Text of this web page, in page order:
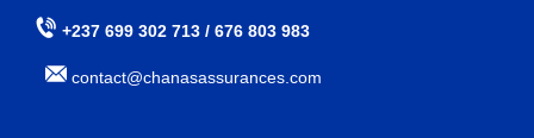
Passer
contenu
+237 699 302 713 / 676 803 983
contact@chanasassurances.com